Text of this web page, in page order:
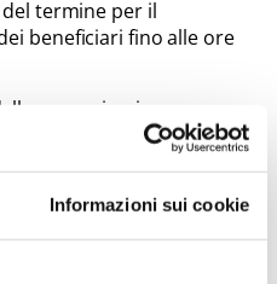
Informazioni sui cookie
termine per il
beneficiari fino alle ore
comunicazione,
al messaggio per
procedurale